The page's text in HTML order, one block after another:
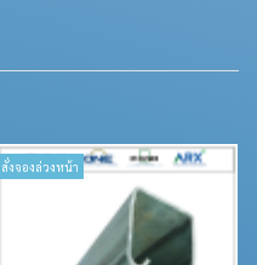
สั่งจองล่วงหน้า